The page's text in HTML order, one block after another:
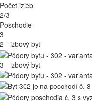
Počet izieb
2/3
Poschodie
3
2 - izbový byt
3 - izbový byt